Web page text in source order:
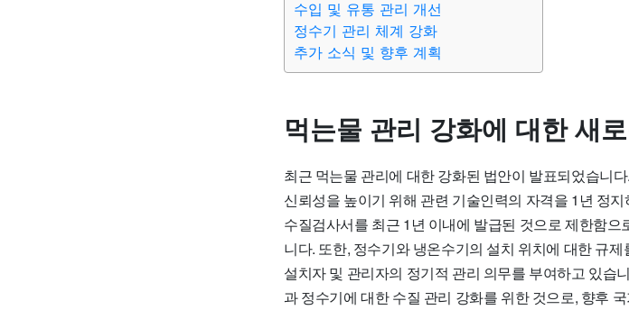
수입 및 유통 관리 개선
정수기 관리 체계 강화
추가 소식 및 향후 계획
먹는물 관리 강화에 대한 새
최근 먹는물 관리에 대한 강화된 법안이 발표되었습니
신뢰성을 높이기 위해 관련 기술인력의 자격을 1년 정
수질검사서를 최근 1년 이내에 발급된 것으로 제한함
니다. 또한, 정수기와 냉온수기의 설치 위치에 대한 규
설치자 및 관리자의 정기적 관리 의무를 부여하고 있습
과 정수기에 대한 수질 관리 강화를 위한 것으로, 향후